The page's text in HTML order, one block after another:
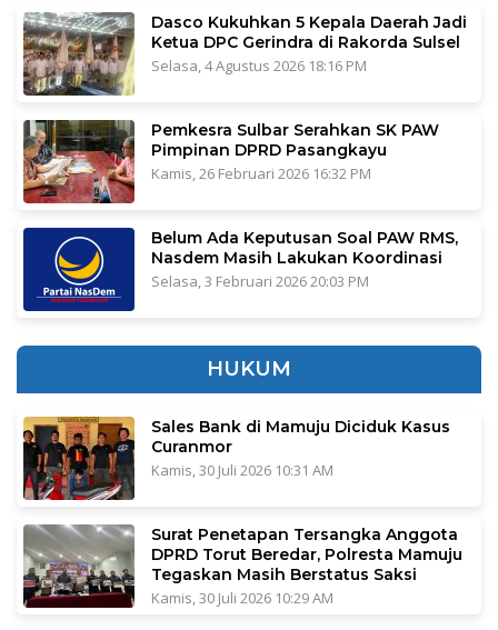
Dasco Kukuhkan 5 Kepala Daerah Jadi
Ketua DPC Gerindra di Rakorda Sulsel
Selasa, 4 Agustus 2026 18:16 PM
Pemkesra Sulbar Serahkan SK PAW
Pimpinan DPRD Pasangkayu
Kamis, 26 Februari 2026 16:32 PM
Belum Ada Keputusan Soal PAW RMS,
Nasdem Masih Lakukan Koordinasi
Selasa, 3 Februari 2026 20:03 PM
HUKUM
Sales Bank di Mamuju Diciduk Kasus
Curanmor
Kamis, 30 Juli 2026 10:31 AM
Surat Penetapan Tersangka Anggota
DPRD Torut Beredar, Polresta Mamuju
Tegaskan Masih Berstatus Saksi
Kamis, 30 Juli 2026 10:29 AM